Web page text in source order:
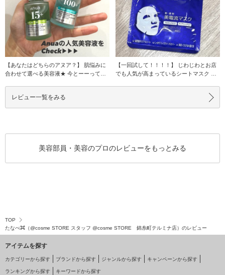
【あなたはどちらのアヌア？】 肌悩みに
合わせて選べる美容液★ 今とーーっても
【一回試して！！！！】 じわじわとお店
でも人気が高まっているシートマスク 最
レビュー一覧をみる
美容部員・美容のプロのレビューをもっとみる
TOP
たなべ⌘（@cosme STORE スタッフ @cosme STORE 錦糸町テルミナ店）のレビュー
アイテムを探す
カテゴリーから探す ブランドから探す ジャンルから探す キャンペーンから探す
ランキングから探す キーワードから探す